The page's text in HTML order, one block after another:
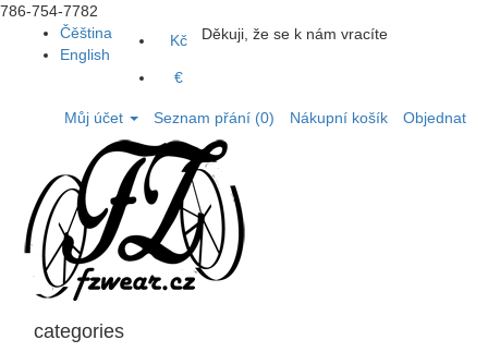
786-754-7782
Čěština
English
Kč
€
Děkuji, že se k nám vracíte
Můj účet Seznam přání (0) Nákupní košík Objednat
categories